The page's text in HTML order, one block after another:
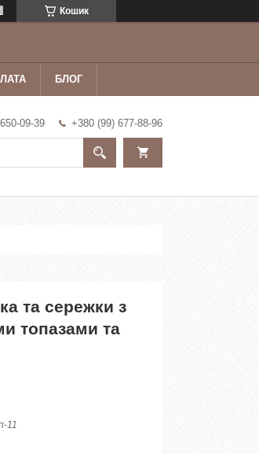
Кошик
БЛОГ
09-39 +380 (99) 677-88-96
та сережки з
топазами та
11